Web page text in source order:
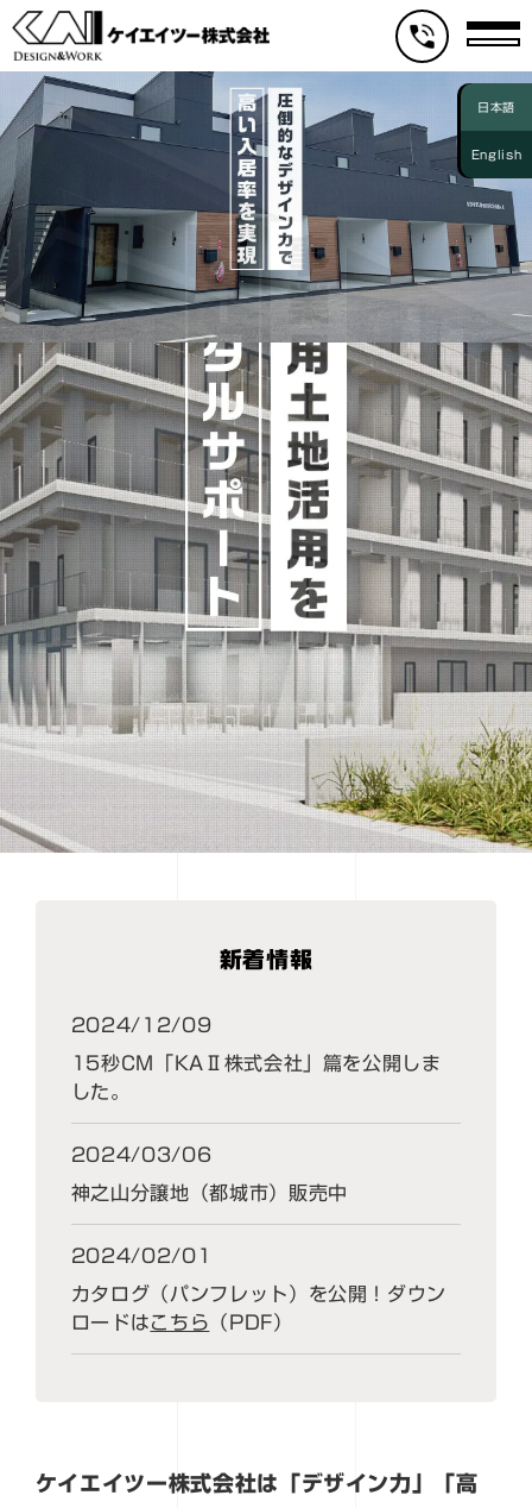
日本語
English
新着情報
2024/12/09
15秒CM「KAⅡ株式会社」篇を公開しま
した。
2024/03/06
神之山分譲地（都城市）販売中
2024/02/01
カタログ（パンフレット）を公開！ダウン
ロードはこちら （PDF）
ケイエイツー株式会社は「デザイン力」「高